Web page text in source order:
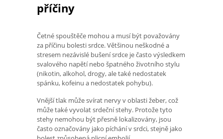
příčiny
Četné spouštěče mohou a musí být považovány
za příčinu bolesti srdce. Většinou neškodné a
stresem nezávislé bušení srdce je často výsledkem
svalového napětí nebo špatného životního stylu
(nikotin, alkohol, drogy, ale také nedostatek
spánku, kofeinu a nedostatek pohybu).
Vnější tlak může svírat nervy v oblasti žeber, což
může také vyvolat srdeční stehy. Protože tyto
stehy nemohou být přesně lokalizovány, jsou
často označovány jako píchání v srdci, stejně jako